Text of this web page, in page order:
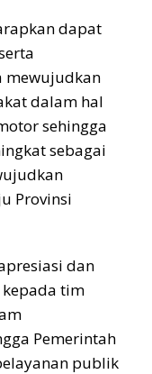
dapat
mewujudkan
dalam hal
sehingga
sebagai
Provinsi
dan
tim
Pemerintah
publik